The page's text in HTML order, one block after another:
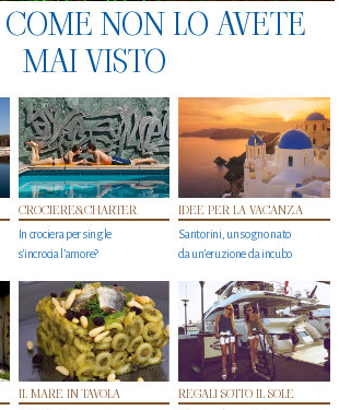
NON LO AVETE
MAI VISTO
CROCIERE&CHARTER
In crociera per single
s'incrocia l’amore?
IDEE PER LA VACANZA
Santorini, un sogno nato
da un’eruzione da incubo
IL MARE IN TAVOLA REGALI SOTTO IL SOLE